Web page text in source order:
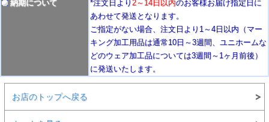
納期について
*注文日より 2～14日以内のお客様お届け指定日に
あわせて発送となります。
ご指定がない場合、注文日より1～4日以内 （マー
キング加工用品は通常10日 ～3週間 、ユニホームな
どのウェア加工品については3週間～ 1ヶ月前後 ）
に発送いたします。
お店のトップへ戻る